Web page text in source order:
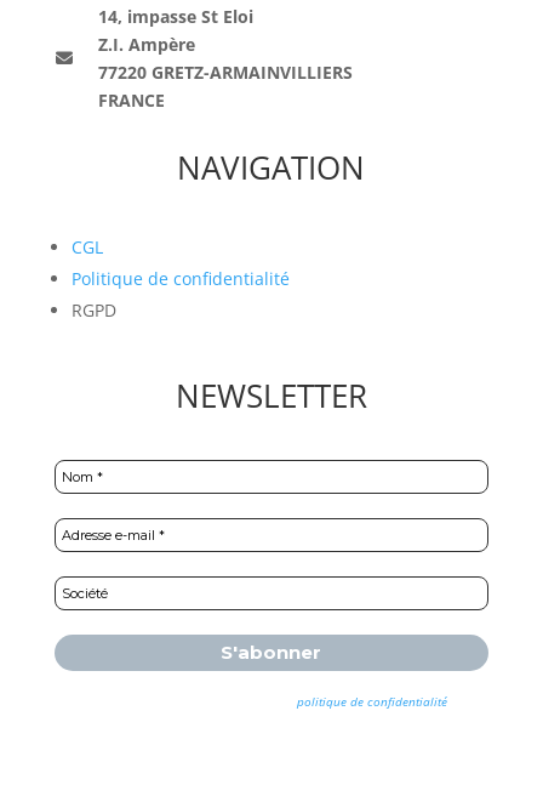
14, impasse St Eloi
Z.I. Ampère
77220 GRETZ-ARMAINVILLIERS
FRANCE
NAVIGATION
CGL
Politique de confidentialité
RGPD
NEWSLETTER
politique de confidentialitépour
plus d’informations.